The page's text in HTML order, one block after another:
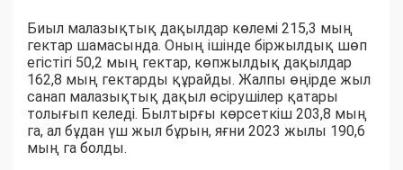
Биыл малазықтық дақылдар көлемі 215,3 мың
гектар шамасында. Оның ішінде біржылдық шөп
егістігі 50,2 мың гектар, көпжылдық дақылдар
162,8 мың гектарды құрайды. Жалпы өңірде жыл
санап малазықтық дақыл өсірушілер қатары
толығып келеді. Былтырғы көрсеткіш 203,8 мың
га, ал бұдан үш жыл бұрын, яғни 2023 жылы 190,6
мың га болды.